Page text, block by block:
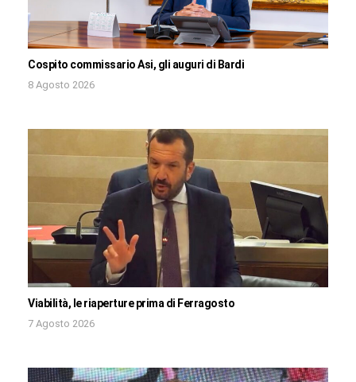
Cospito commissario Asi, gli auguri di Bardi
8 Agosto 2026
Viabilità, le riaperture prima di Ferragosto
7 Agosto 2026